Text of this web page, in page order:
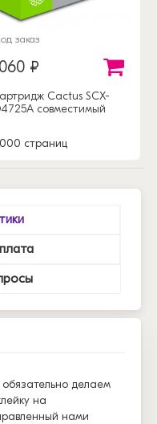
заказ
₽
Cactus SCX-
совместимый
страниц
делаем
на
нами